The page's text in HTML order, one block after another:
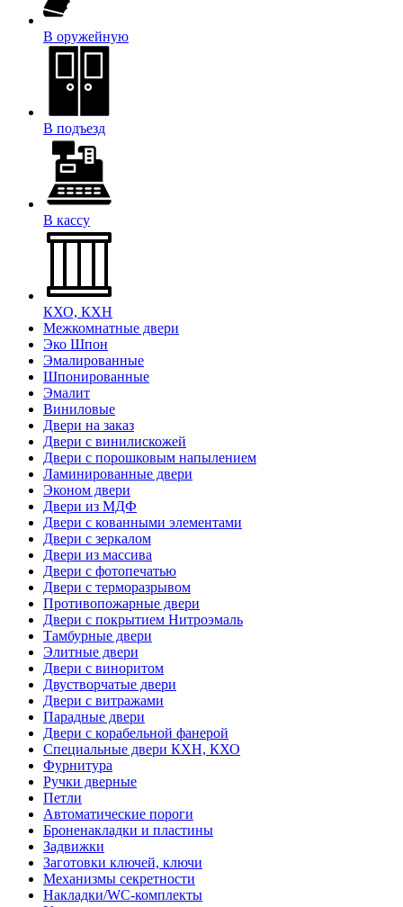
В оружейную
В подъезд
В кассу
КХО, КХН
Межкомнатные двери
Эко Шпон
Эмалированные
Шпонированные
Эмалит
Виниловые
Двери на заказ
Двери с винилискожей
Двери с порошковым напылением
Ламинированные двери
Эконом двери
Двери из МДФ
Двери с кованными элементами
Двери с зеркалом
Двери из массива
Двери с фотопечатью
Двери с терморазрывом
Противопожарные двери
Двери с покрытием Нитроэмаль
Тамбурные двери
Элитные двери
Двери с виноритом
Двустворчатые двери
Двери с витражами
Парадные двери
Двери с корабельной фанерой
Специальные двери КХН, КХО
Фурнитура
Ручки дверные
Петли
Автоматические пороги
Броненакладки и пластины
Задвижки
Заготовки ключей, ключи
Механизмы секретности
Накладки/WC-комплекты